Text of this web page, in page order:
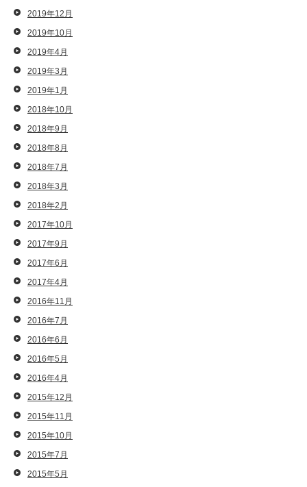
2019年12月
2019年10月
2019年4月
2019年3月
2019年1月
2018年10月
2018年9月
2018年8月
2018年7月
2018年3月
2018年2月
2017年10月
2017年9月
2017年6月
2017年4月
2016年11月
2016年7月
2016年6月
2016年5月
2016年4月
2015年12月
2015年11月
2015年10月
2015年7月
2015年5月